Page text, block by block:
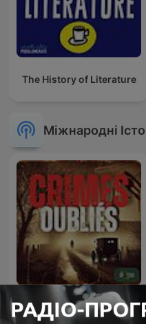
The History of Literature
Міжнародні
Crimes Oubliés